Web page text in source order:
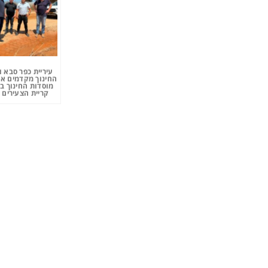
עיריית כפר
החינוך מקדמים
מוסדות החינוך
קריית